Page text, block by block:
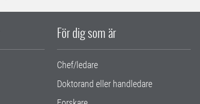
För dig som är
Chef/ledare
Doktorand eller handledare